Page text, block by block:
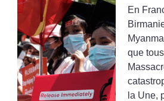
En
que
la Une,